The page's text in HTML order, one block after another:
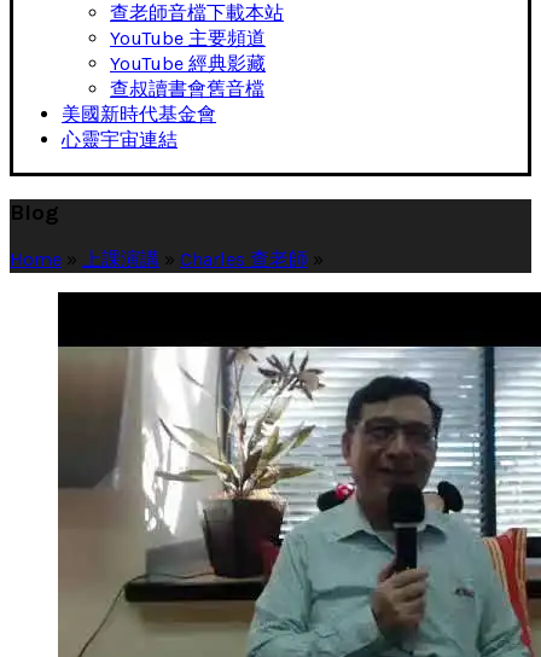
查老師音檔下載本站
YouTube 主要頻道
YouTube 經典影藏
查叔讀書會舊音檔
美國新時代基金會
心靈宇宙連結
Blog
Home » 上課演講 » Charles 查老師 »